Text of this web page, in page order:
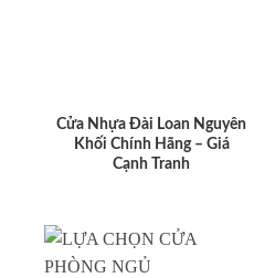
Cửa Nhựa Đài Loan Nguyên
Khối Chính Hãng – Giá
Cạnh Tranh